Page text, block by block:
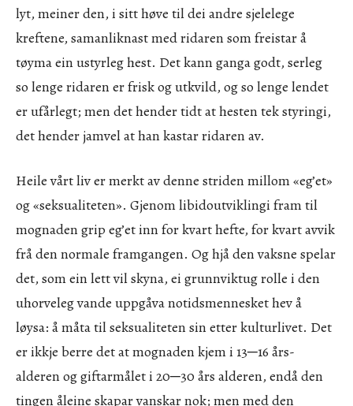
lyt, meiner den, i sitt høve til dei andre sjelelege
kreftene, samanliknast med ridaren som freistar å
tøyma ein ustyrleg hest. Det kann ganga godt, serleg
so lenge ridaren er frisk og utkvild, og so lenge lendet
er ufårlegt; men det hender tidt at hesten tek styringi,
det hender jamvel at han kastar ridaren av.
Heile vårt liv er merkt av denne striden millom «eg’et»
og «seksualiteten». Gjenom libidoutviklingi fram til
mognaden grip eg’et inn for kvart hefte, for kvart avvik
frå den normale framgangen. Og hjå den vaksne spelar
det, som ein lett vil skyna, ei grunnviktug rolle i den
uhorveleg vande uppgåva notidsmennesket hev å
løysa: å måta til seksualiteten sin etter kulturlivet. Det
er ikkje berre det at mognaden kjem i 13─16 års-
alderen og giftarmålet i 20─30 års alderen, endå den
tingen åleine skapar vanskar nok; men med den